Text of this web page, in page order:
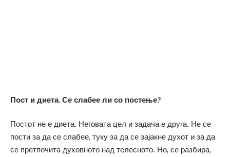
Пост и диета. Се слабее ли со постење?
Постот не е диета. Неговата цел и задача е друга. Не се
пости за да се слабее, туку за да се зајакне духот и за да
се претпочита духовното над телесното. Но, се разбира,